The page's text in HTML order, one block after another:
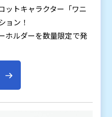
ットキャラクター「ワニ
ョン！
ホルダーを数量限定で発